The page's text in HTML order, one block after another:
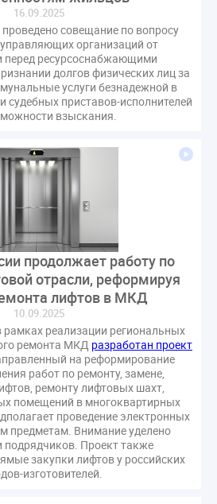
перелицензирование
проверки
прекращение договора
провайдер
рабочая группа
УК связь
совет МКД
страхование МКД
практика
дом
экспертный совет
16.09.2025
совещание по вопросу
организаций от
перед ресурсоснабжающими
долгов физических лиц за
услуги безнадежной в
судебных приставов-исполнителей
взыскания.
продолжает работу по
отрасли, реформируя
лифтов в МКД
10.09.2025
реализации региональных
ремонта МКД разработан проект
на реформирование
работ по ремонту, замене,
ремонту лифтовых шахт,
помещений в многоквартирных
проведение электронных
предметам. Внимание уделено
подрядчиков. Проект также
закупки лифтов у российских
изготовителей.